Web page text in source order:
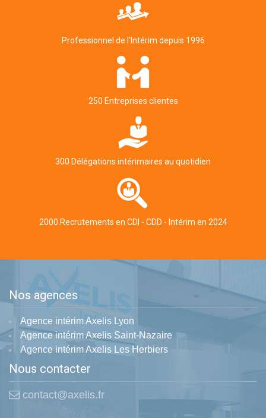
Professionnel de l'Intérim depuis 1996
250 Entreprises clientes
300 Délégations intérimaires au quotidien
2000 Recrutements en CDI - CDD - Intérim en 2024
Nos agences
Agence intérim Axelis Lyon
Agence intérim Axelis Saint-Nazaire
Agence intérim Axelis Les Herbiers
Nous contacter
contact@axelis.fr